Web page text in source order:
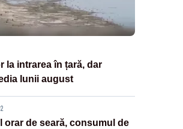
la intrarea în țară, dar
lunii august
orar de seară, consumul de